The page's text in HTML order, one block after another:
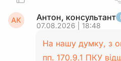
АК Антон, консультант
07.08.2026 | 18:48
На нашу думку, з
пп. 170.9.1 ПКУ